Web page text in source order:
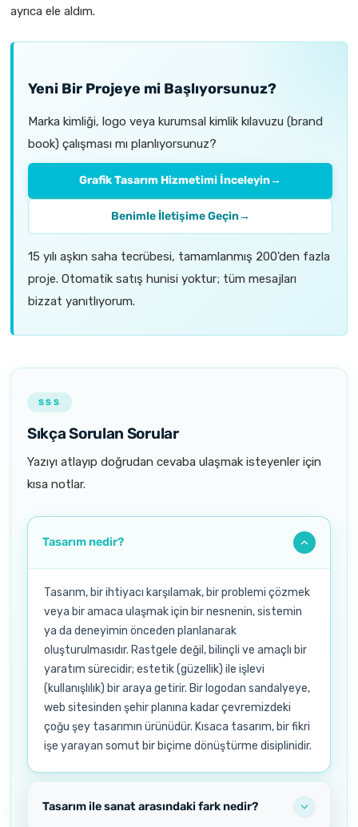
ayrıca ele aldım.
Yeni Bir Projeye mi Başlıyorsunuz?
Marka kimliği, logo veya kurumsal kimlik kılavuzu (brand
book) çalışması mı planlıyorsunuz?
Grafik Tasarım Hizmetimi İnceleyin→
Benimle İletişime Geçin→
15 yılı aşkın saha tecrübesi, tamamlanmış 200'den fazla
proje. Otomatik satış hunisi yoktur; tüm mesajları
bizzat yanıtlıyorum.
SSS
Sıkça Sorulan Sorular
Yazıyı atlayıp doğrudan cevaba ulaşmak isteyenler için
kısa notlar.
Tasarım nedir?
Tasarım, bir ihtiyacı karşılamak, bir problemi çözmek
veya bir amaca ulaşmak için bir nesnenin, sistemin
ya da deneyimin önceden planlanarak
oluşturulmasıdır. Rastgele değil, bilinçli ve amaçlı bir
yaratım sürecidir; estetik (güzellik) ile işlevi
(kullanışlılık) bir araya getirir. Bir logodan sandalyeye,
web sitesinden şehir planına kadar çevremizdeki
çoğu şey tasarımın ürünüdür. Kısaca tasarım, bir fikri
işe yarayan somut bir biçime dönüştürme disiplinidir.
Tasarım ile sanat arasındaki fark nedir?